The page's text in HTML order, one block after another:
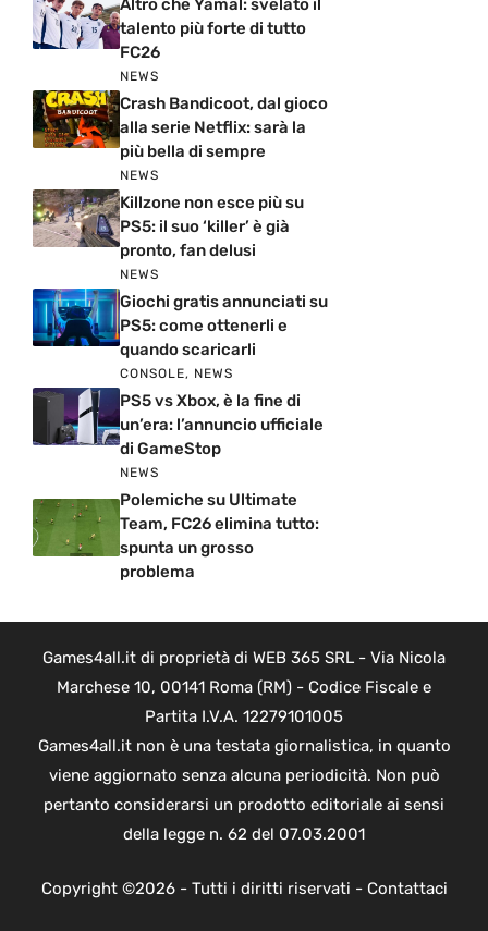
Altro che Yamal: svelato il
talento più forte di tutto
FC26
NEWS
Crash Bandicoot, dal gioco
alla serie Netflix: sarà la
più bella di sempre
NEWS
Killzone non esce più su
PS5: il suo ‘killer’ è già
pronto, fan delusi
NEWS
Giochi gratis annunciati su
PS5: come ottenerli e
quando scaricarli
CONSOLE, NEWS
PS5 vs Xbox, è la fine di
un’era: l’annuncio ufficiale
di GameStop
NEWS
Polemiche su Ultimate
Team, FC26 elimina tutto:
spunta un grosso
problema
Games4all.it di proprietà di WEB 365 SRL - Via Nicola
Marchese 10, 00141 Roma (RM) - Codice Fiscale e
Partita I.V.A. 12279101005
Games4all.it non è una testata giornalistica, in quanto
viene aggiornato senza alcuna periodicità. Non può
pertanto considerarsi un prodotto editoriale ai sensi
della legge n. 62 del 07.03.2001
Copyright ©2026 - Tutti i diritti riservati - Contattaci